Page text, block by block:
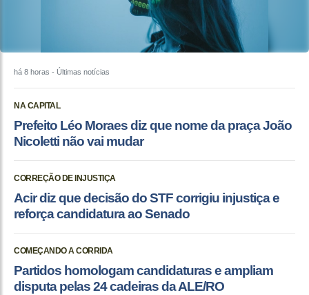
há 8 horas - Últimas notícias
NA CAPITAL
Prefeito Léo Moraes diz que nome da praça João
Nicoletti não vai mudar
CORREÇÃO DE INJUSTIÇA
Acir diz que decisão do STF corrigiu injustiça e
reforça candidatura ao Senado
COMEÇANDO A CORRIDA
Partidos homologam candidaturas e ampliam
disputa pelas 24 cadeiras da ALE/RO